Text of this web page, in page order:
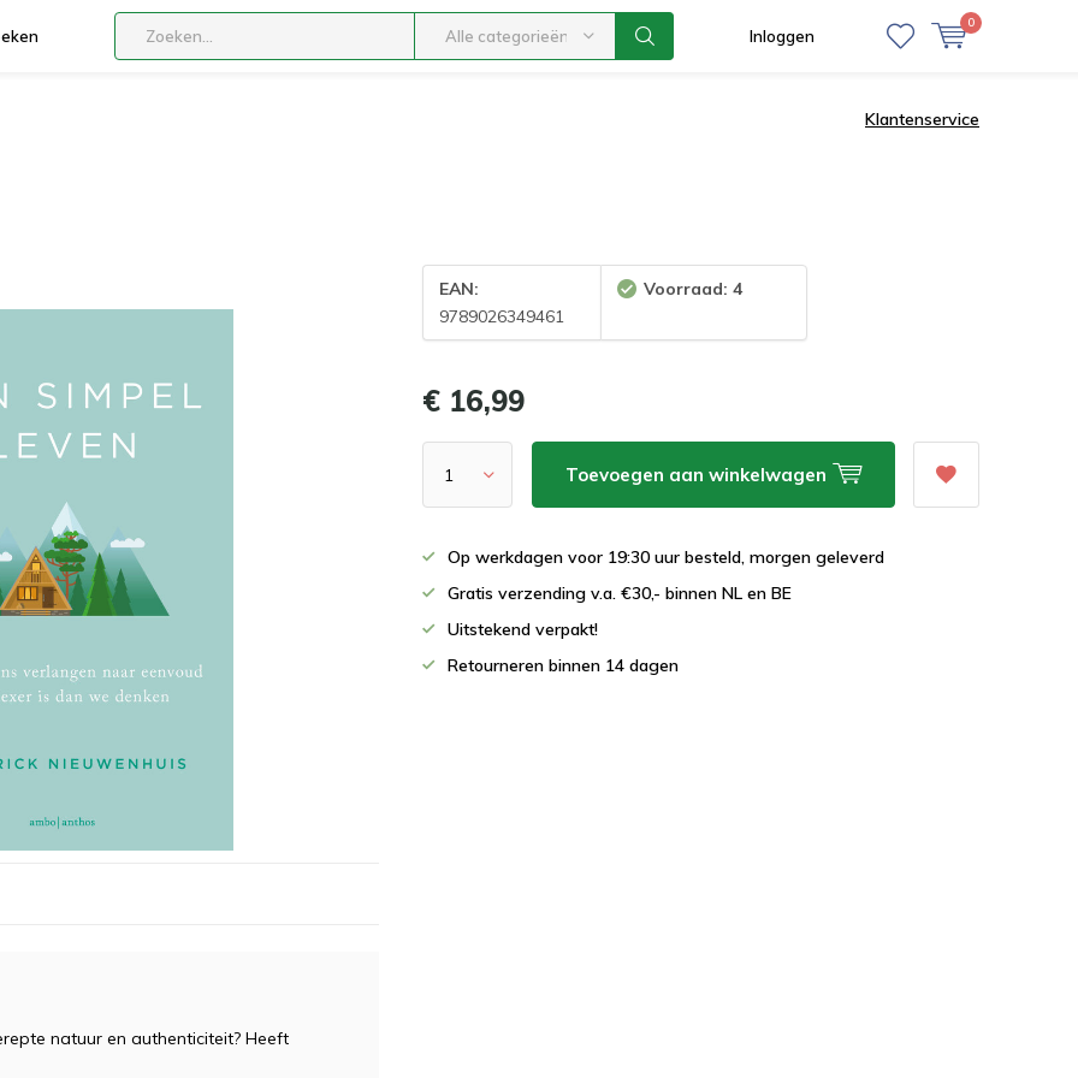
Alle categorieën Inloggen
0
Klantenservice
EAN:
9789026349461
Voorraad: 4
€ 16,99
Toevoegen aan winkelwagen
Op werkdagen voor 19:30 uur besteld, morgen geleverd
Gratis verzending v.a. €30,- binnen NL en BE
Uitstekend verpakt!
Retourneren binnen 14 dagen
natuur en authenticiteit? Heeft